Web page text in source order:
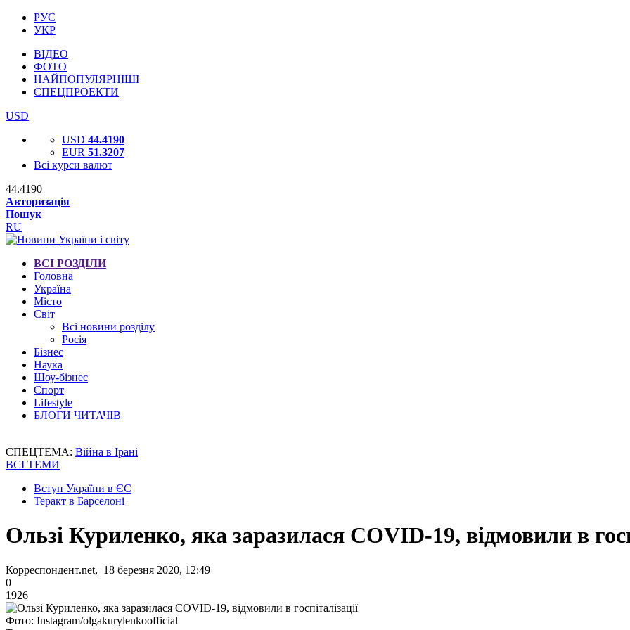
РУС
УКР
ВІДЕО
ФОТО
НАЙПОПУЛЯРНІШІ
СПЕЦПРОЕКТИ
USD
USD 44.4190
EUR 51.3207
Всі курси валют
44.4190
Авторизація
Пошук
RU
ВСІ РОЗДІЛИ
Головна
Україна
Місто
Світ
Всі новини розділу
Росія
Бізнес
Наука
Шоу-бізнес
Спорт
Lifestyle
БЛОГИ ЧИТАЧІВ
СПЕЦТЕМА: Війна в Ірані
ВСІ ТЕМИ
Вступ України в ЄС
Теракт в Барселоні
Ользі Куриленко, яка заразилася COVID-19, відмовили в
Корреспондент.net, 18 березня 2020, 12:49
0
1926
Фото: Instagram/olgakurylenkoofficial